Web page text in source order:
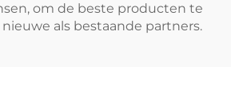
om de beste producten te
als bestaande partners.